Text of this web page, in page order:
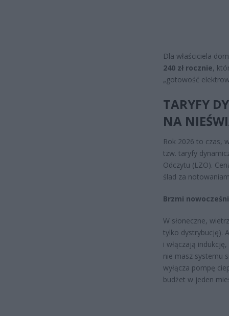
Dla właściciela
240 zł rocznie,
„gotowość
TARYFY
NA
Rok 2026 to czas,
tzw. taryfy
Odczytu (LZO).
ślad za
Brzmi
W słoneczne,
tylko dystrybucję).
i włączają
nie masz systemu
wyłącza pompę
budżet w jeden